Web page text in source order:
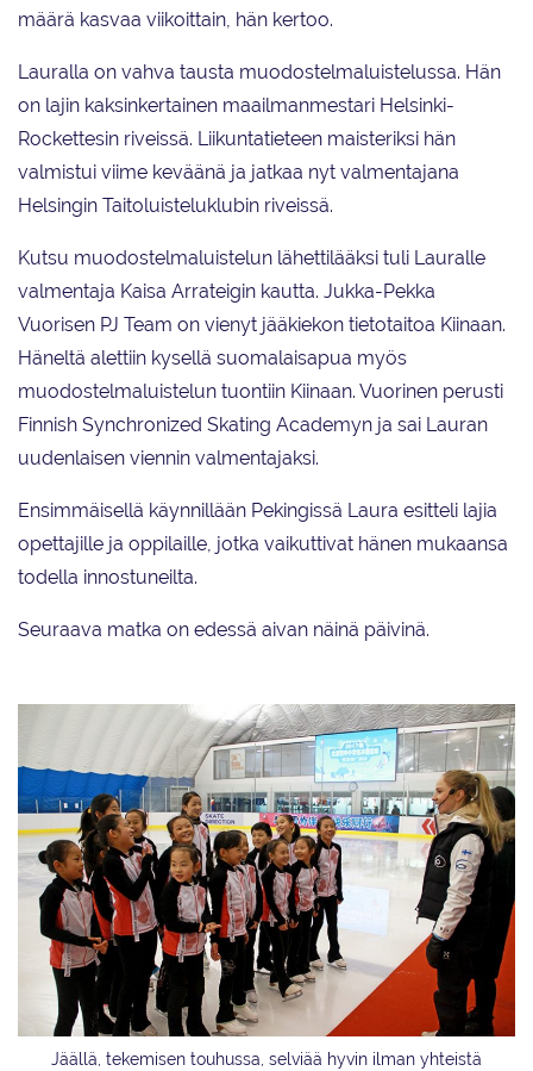
määrä kasvaa viikoittain, hän kertoo.
Lauralla on vahva tausta muodostelmaluistelussa. Hän
on lajin kaksinkertainen maailmanmestari Helsinki-
Rockettesin riveissä. Liikuntatieteen maisteriksi hän
valmistui viime keväänä ja jatkaa nyt valmentajana
Helsingin Taitoluisteluklubin riveissä.
Kutsu muodostelmaluistelun lähettilääksi tuli Lauralle
valmentaja Kaisa Arrateigin kautta. Jukka-Pekka
Vuorisen PJ Team on vienyt jääkiekon tietotaitoa Kiinaan.
Häneltä alettiin kysellä suomalaisapua myös
muodostelmaluistelun tuontiin Kiinaan. Vuorinen perusti
Finnish Synchronized Skating Academyn ja sai Lauran
uudenlaisen viennin valmentajaksi.
Ensimmäisellä käynnillään Pekingissä Laura esitteli lajia
opettajille ja oppilaille, jotka vaikuttivat hänen mukaansa
todella innostuneilta.
Seuraava matka on edessä aivan näinä päivinä.
Jäällä, tekemisen touhussa, selviää hyvin ilman yhteistä